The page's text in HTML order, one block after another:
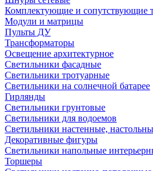
Комплектующие и сопутствующие
Модули и матрицы
Пульты ДУ
Трансформаторы
Освещение архитектурное
Светильники фасадные
Светильники тротуарные
Светильники на солнечной батарее
Гирлянды
Светильники грунтовые
Светильники для водоемов
Светильники настенные,
Декоративные фигуры
Светильники напольные
Торшеры